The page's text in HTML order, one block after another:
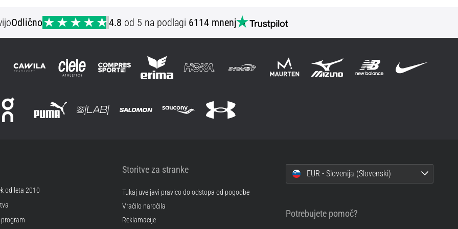
Odlično 4.8 od 5 na podlagi 6114 mnenj
od leta 2010
Storitve za stranke
Tukaj uveljavi pravico do odstopa od pogodbe
Vračilo naročila
Reklamacije
EUR - Slovenija (Slovenski)
Potrebujete pomoč?